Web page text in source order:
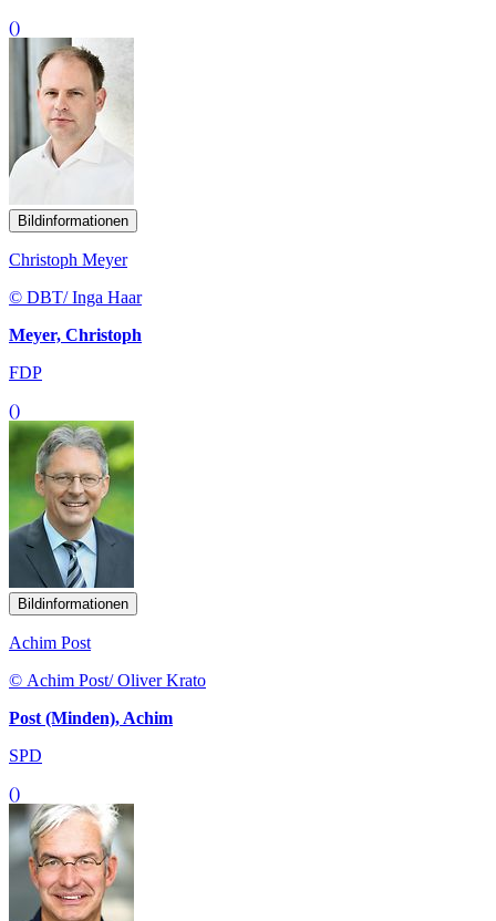
()
Bildinformationen
Christoph Meyer
© DBT/ Inga Haar
Meyer, Christoph
FDP
()
Bildinformationen
Achim Post
© Achim Post/ Oliver Krato
Post (Minden), Achim
SPD
()